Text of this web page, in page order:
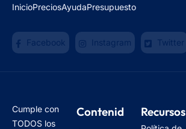
InicioPreciosAyudaPresupuesto
Facebook Instagram Twitter
Cumple con
TODOS los
Contenid
Recursos